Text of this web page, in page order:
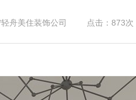
舟美住装饰公司 点击： 873次